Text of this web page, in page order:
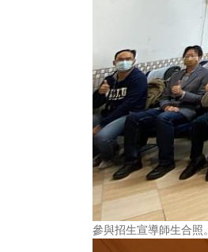
參與招生宣導師生合照。